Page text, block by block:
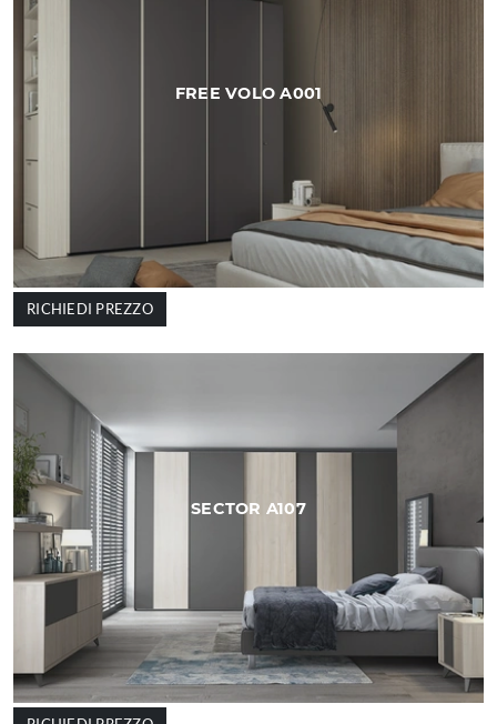
FREE VOLO A001
RICHIEDI PREZZO
SECTOR A107